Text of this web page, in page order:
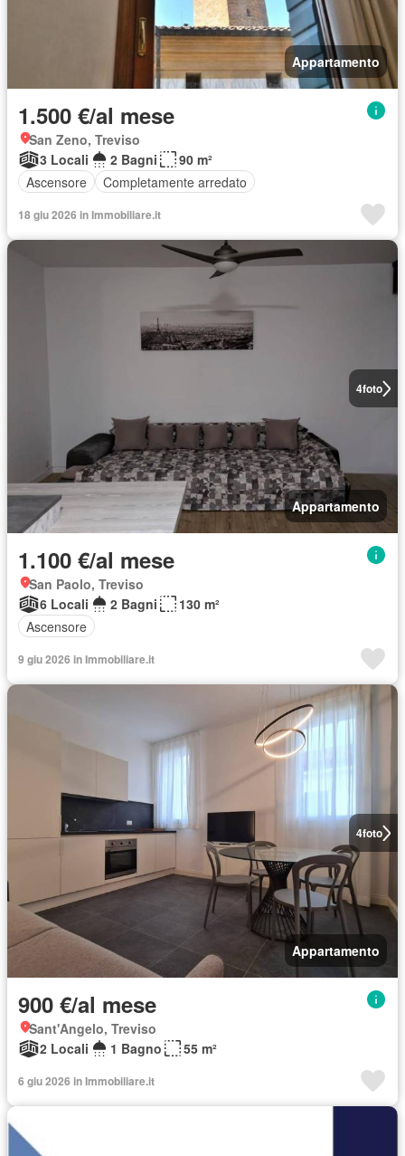
Appartamento
1.500 €/al mese
San Zeno, Treviso
3 Locali
2 Bagni
90 m²
Ascensore
Completamente arredato
18 giu 2026 in Immobiliare.it
4foto
Appartamento
1.100 €/al mese
San Paolo, Treviso
6 Locali
2 Bagni
130 m²
Ascensore
9 giu 2026 in Immobiliare.it
4foto
Appartamento
900 €/al mese
Sant'Angelo, Treviso
2 Locali
1 Bagno 55 m²
6 giu 2026 in Immobiliare.it